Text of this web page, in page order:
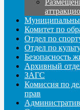
Комитет по
Отдел по
Отдел по
Безопасность
Архивный
ЗАГС
Комиссия по
прав